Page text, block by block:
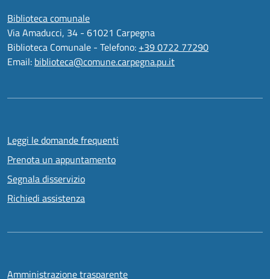
Biblioteca comunale
Via Amaducci, 34 - 61021 Carpegna
Biblioteca Comunale - Telefono: +39 0722 77290
Email: biblioteca@comune.carpegna.pu.it
Leggi le domande frequenti
Prenota un appuntamento
Segnala disservizio
Richiedi assistenza
Amministrazione trasparente